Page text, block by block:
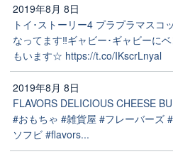
2019年8月 8日
トイ･ストーリー4 プラプラマス
なってます‼️ギャビー･ギャビーに
もいます☆ https://t.co/IKscrLnyal
2019年8月 8日
FLAVORS DELICIOUS CHEESE
#おもちゃ #雑貨屋 #フレーバーズ
ソフビ #flavors...